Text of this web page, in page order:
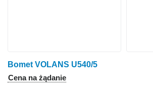
Bomet VOLANS U540/5
Cena na żądanie